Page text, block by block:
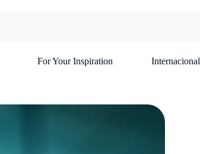
For Your Inspiration Internacional